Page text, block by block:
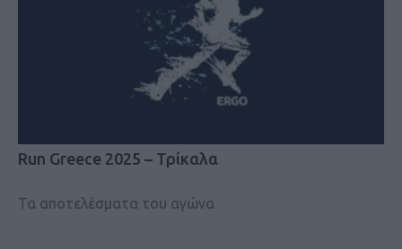
Run Greece 2025 – Τρίκαλα
Τα αποτελέσματα του αγώνα